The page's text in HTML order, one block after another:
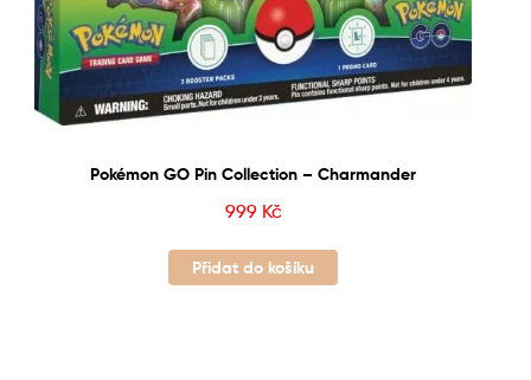
Pokémon GO Pin Collection – Charmander
999 Kč
Přidat do košíku